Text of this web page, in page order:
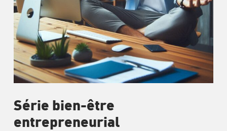
Série bien-être
entrepreneurial